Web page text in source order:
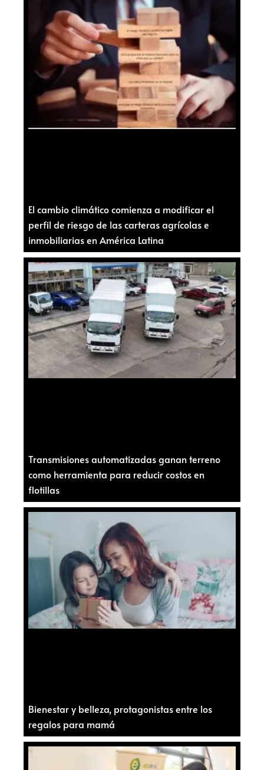
El cambio climático comienza a modificar el
perfil de riesgo de las carteras agrícolas e
inmobiliarias en América Latina
Transmisiones automatizadas ganan terreno
como herramienta para reducir costos en
flotillas
Bienestar y belleza, protagonistas entre los
regalos para mamá